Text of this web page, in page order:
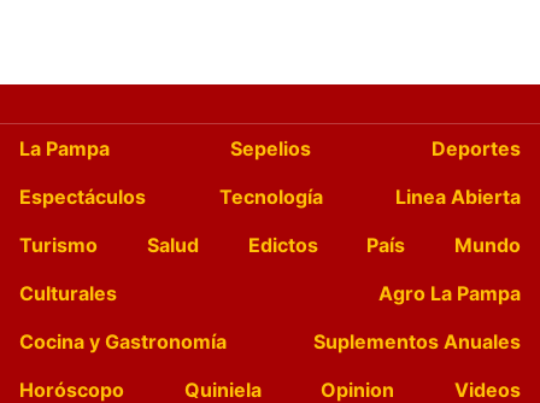
La Pampa Sepelios
Deportes
Espectáculos
Tecnología
Linea Abierta
Turismo
Salud Edictos País
Mundo
Culturales
Agro La Pampa
Cocina y Gastronomía
Suplementos Anuales
Horóscopo
Quiniela Opinion
Videos